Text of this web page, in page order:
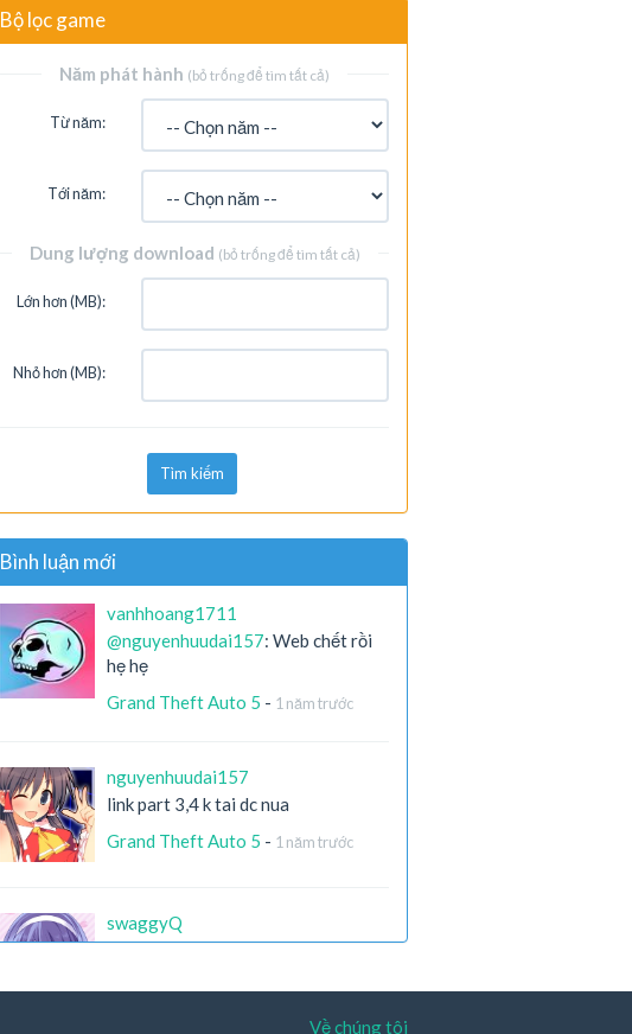
Bộ lọc game
Năm phát hành (bỏ trống để tìm tất cả)
Từ năm:
Tới năm:
Dung lượng download (bỏ trống để tìm tất cả)
Lớn hơn (MB):
Nhỏ hơn (MB):
Tìm kiếm
Bình luận mới
vanhhoang1711
@nguyenhuudai157: Web chết rồi
hẹ hẹ
Grand Theft Auto 5 - 1 năm trước
nguyenhuudai157
link part 3,4 k tai dc nua
Grand Theft Auto 5 - 1 năm trước
swaggyQ
còn ai còn file ko ạ ? link die hết r
X-Men Origins: Wolverine-2 năm
Về chúng tôi